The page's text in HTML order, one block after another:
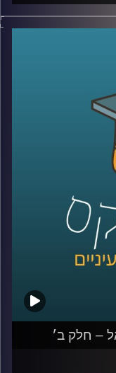
השכלה, מי הולך
למה פעם גבריים
הערבית, מה
החומות,
כדי להתחיל שיח
בעתיד?
תחאוכו, חוקרת
טיומקין
המרכז לחברה
– חלק ב׳